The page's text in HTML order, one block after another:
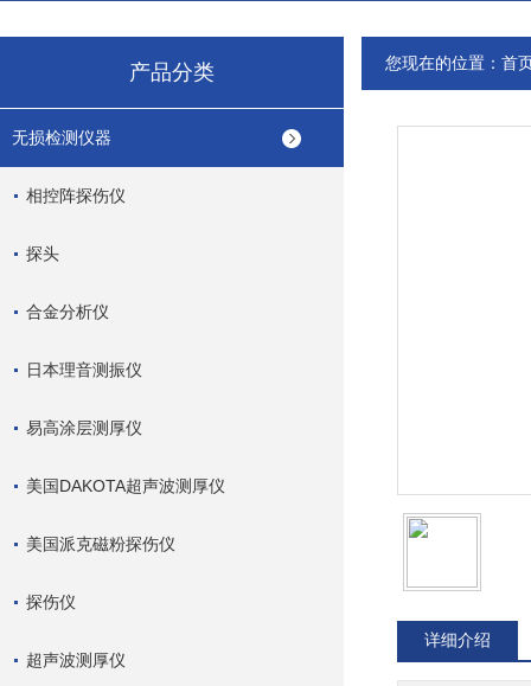
产品分类
无损检测仪器
相控阵探伤仪
探头
合金分析仪
日本理音测振仪
易高涂层测厚仪
美国DAKOTA超声波测厚仪
美国派克磁粉探伤仪
探伤仪
超声波测厚仪
您现在的位置： 首
详细介绍